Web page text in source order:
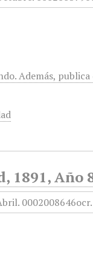
Además,
1891, Año